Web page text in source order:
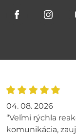
04. 08. 2026
“Veľmi rýchla
komunikácia,